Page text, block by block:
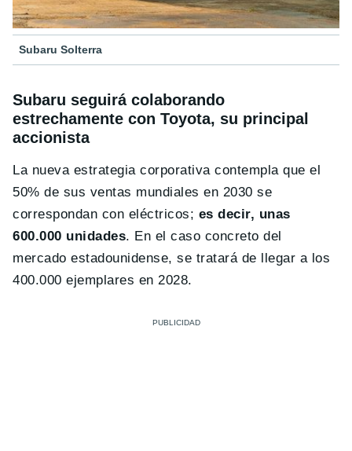
Subaru Solterra
Subaru seguirá colaborando
estrechamente con Toyota, su principal
accionista
La nueva estrategia corporativa contempla que el
50% de sus ventas mundiales en 2030 se
correspondan con eléctricos; es decir, unas
600.000 unidades. En el caso concreto del
mercado estadounidense, se tratará de llegar a los
400.000 ejemplares en 2028.